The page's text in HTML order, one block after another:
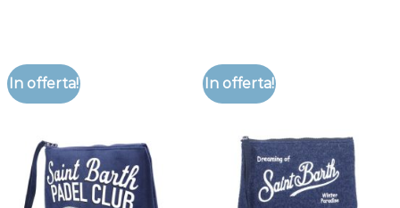
In offerta! In offerta!